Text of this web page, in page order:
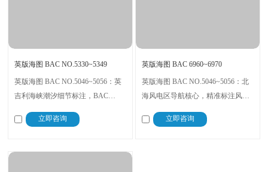
英版海图 BAC NO.5330~5349
英版海图 BAC NO.5046~5056：英
吉利海峡潮汐细节标注，BAC
NO.5046~5056 型号精准覆盖；抗
磨损材质适合长期使用，适配远洋
立即咨询
英版海图 BAC 6960~6970
英版海图 BAC NO.5046~5056：北
海风电区导航核心，精准标注风电
设施位置、安全航道；抗潮印刷耐
海上环境，适配工程船，数据同步
立即咨询